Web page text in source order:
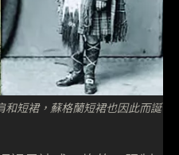
和短裙，蘇格蘭短裙也因此而誕